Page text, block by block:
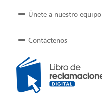
Únete a nuestro equipo
Contáctenos